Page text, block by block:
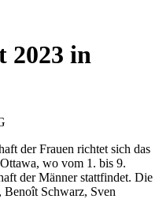
2023 in
der Frauen richtet sich das
wo vom 1. bis 9.
der Männer stattfindet. Die
Schwarz, Sven